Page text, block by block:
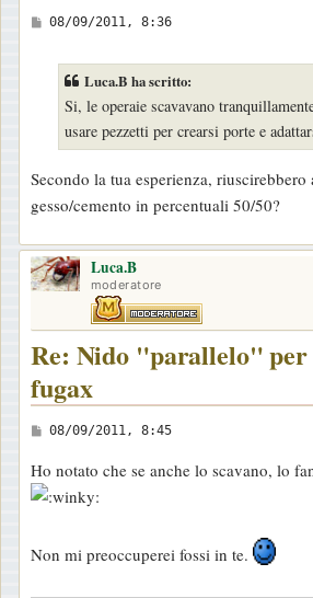
M
g
i
08/09/2011, 8:36
Luca.B ha scritto:
Si, le operaie scavavano
usare pezzetti per crearsi porte e
Secondo la tua esperienza, riuscirebbero
gesso/cemento in percentuali 50/50?
Luca.B
moderatore
Re: Nido "parallelo" per
fugax
M
s
s
g
08/09/2011, 8:45
Ho notato che se anche lo scavano, lo
Non mi preoccuperei fossi in te.